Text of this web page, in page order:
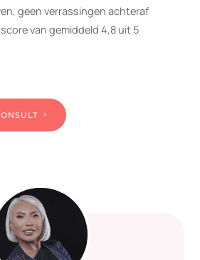
geen verrassingen achteraf
van gemiddeld 4,8 uit 5